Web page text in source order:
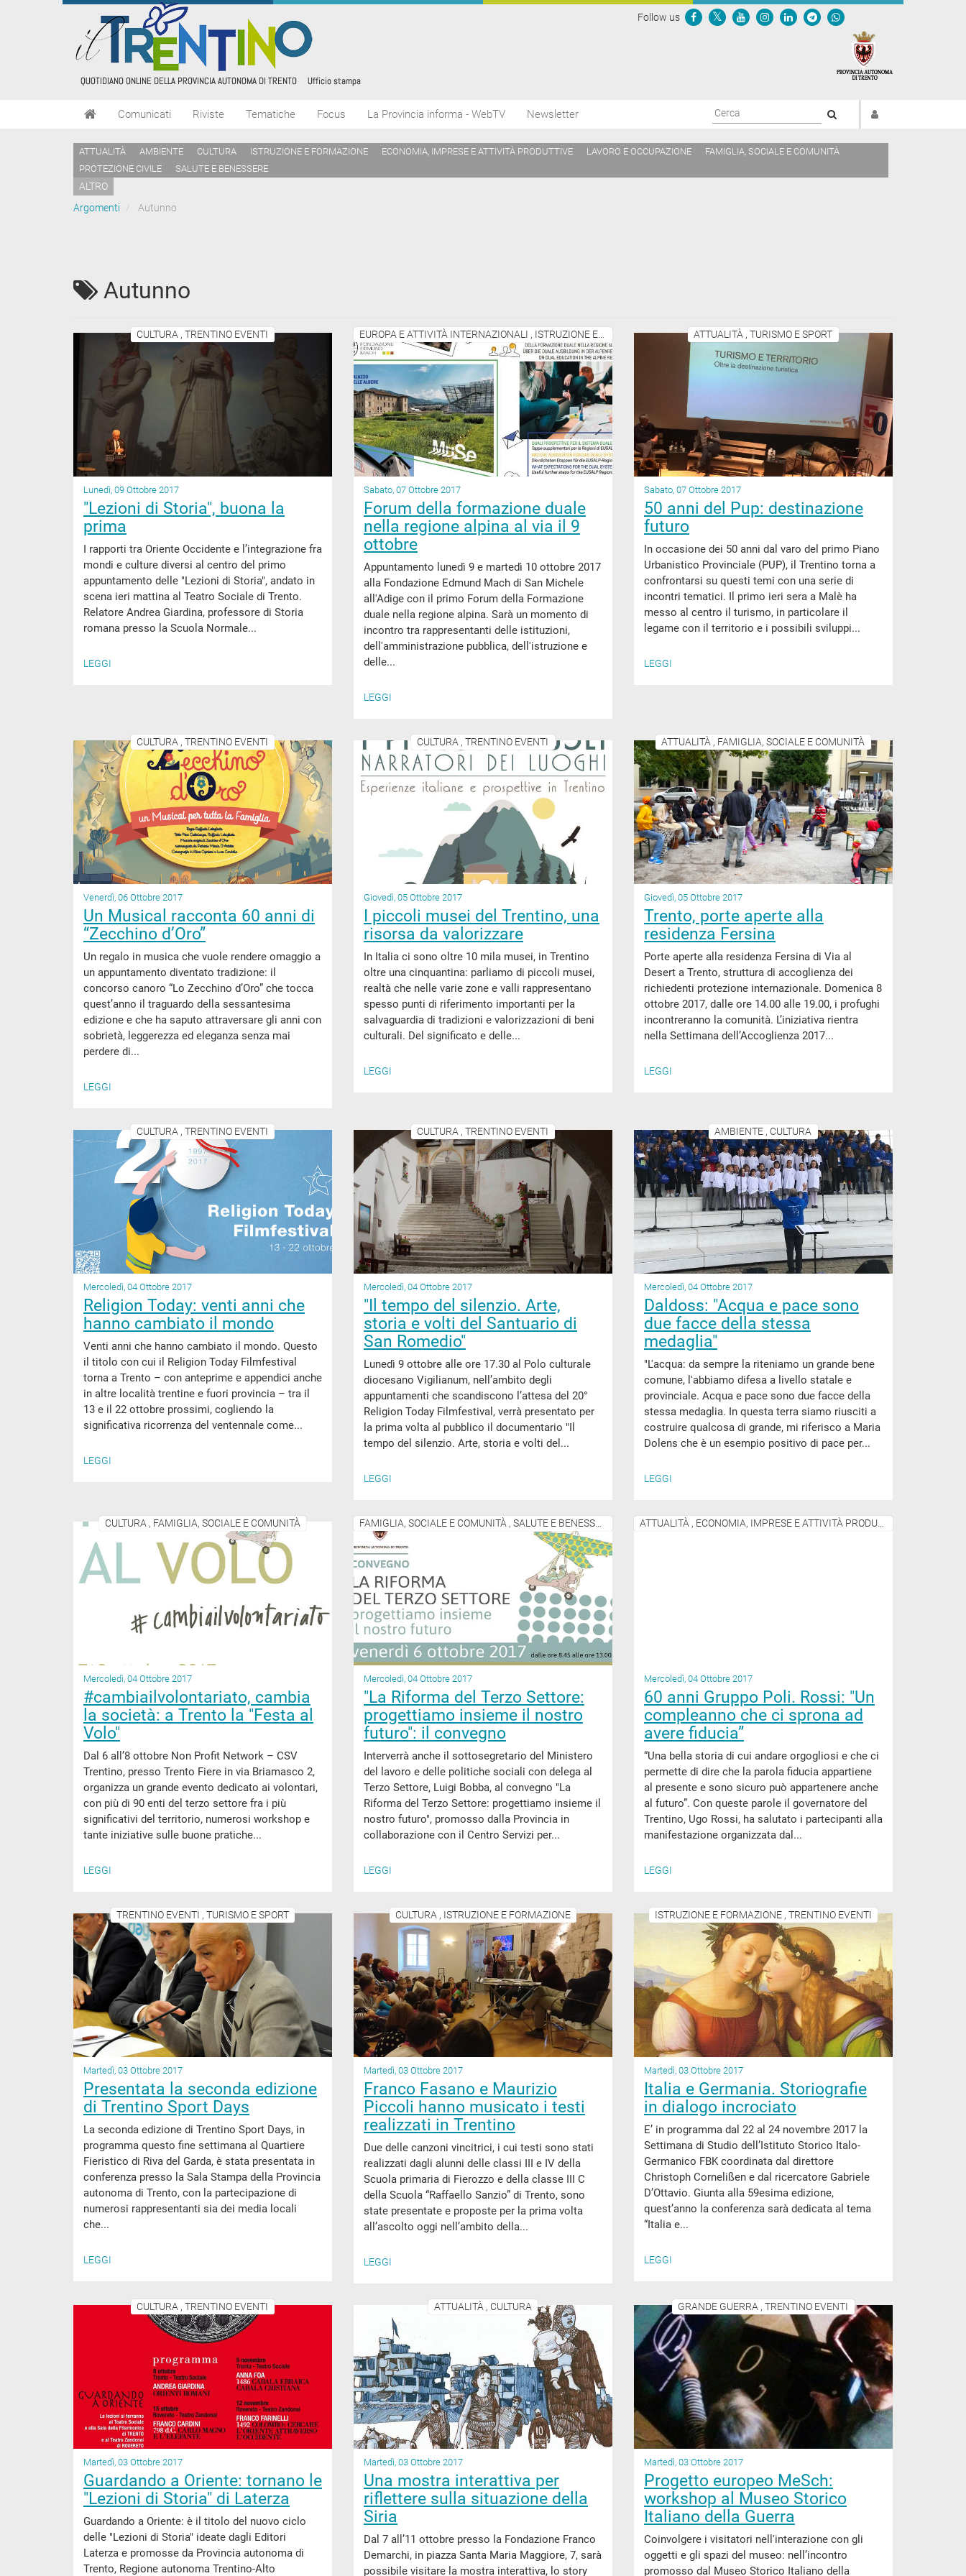
Follow us
Comunicati Riviste Tematiche Focus La Provincia informa - WebTV Newsletter
ATTUALITÀ AMBIENTE CULTURA ISTRUZIONE E FORMAZIONE ECONOMIA, IMPRESE E ATTIVITÀ PRODUTTIVE LAVORO E OCCUPAZIONE
FAMIGLIA, SOCIALE E COMUNITÀ
PROTEZIONE CIVILE
SALUTE E BENESSERE
ALTRO
Argomenti
Autunno
Autunno
CULTURA , TRENTINO EVENTI
Lunedì, 09 Ottobre 2017
"Lezioni di Storia", buona la
prima
I rapporti tra Oriente Occidente e l’integrazione fra
mondi e culture diversi al centro del primo
appuntamento delle "Lezioni di Storia", andato in
scena ieri mattina al Teatro Sociale di Trento.
Relatore Andrea Giardina, professore di Storia
romana presso la Scuola Normale...
LEGGI
Sabato, 07 Ottobre 2017
Forum della formazione duale
nella regione alpina al via il 9
ottobre
Appuntamento lunedì 9 e martedì 10 ottobre 2017
alla Fondazione Edmund Mach di San Michele
all'Adige con il primo Forum della Formazione
duale nella regione alpina. Sarà un momento di
incontro tra rappresentanti delle istituzioni,
dell'amministrazione pubblica, dell'istruzione e
delle...
LEGGI
ATTUALITÀ , TURISMO E SPORT
Sabato, 07 Ottobre 2017
50 anni del Pup: destinazione
futuro
In occasione dei 50 anni dal varo del primo Piano
Urbanistico Provinciale (PUP), il Trentino torna a
confrontarsi su questi temi con una serie di
incontri tematici. Il primo ieri sera a Malè ha
messo al centro il turismo, in particolare il
legame con il territorio e i possibili sviluppi...
LEGGI
CULTURA , TRENTINO EVENTI
Venerdì, 06 Ottobre 2017
Un Musical racconta 60 anni di
“Zecchino d’Oro”
Un regalo in musica che vuole rendere omaggio a
un appuntamento diventato tradizione: il
concorso canoro “Lo Zecchino d’Oro” che tocca
quest’anno il traguardo della sessantesima
edizione e che ha saputo attraversare gli anni con
sobrietà, leggerezza ed eleganza senza mai
perdere di...
LEGGI
CULTURA , TRENTINO EVENTI
Giovedì, 05 Ottobre 2017
I piccoli musei del Trentino, una
risorsa da valorizzare
In Italia ci sono oltre 10 mila musei, in Trentino
oltre una cinquantina: parliamo di piccoli musei,
realtà che nelle varie zone e valli rappresentano
spesso punti di riferimento importanti per la
salvaguardia di tradizioni e valorizzazioni di beni
culturali. Del significato e delle...
LEGGI
ATTUALITÀ , FAMIGLIA, SOCIALE E COMUNITÀ
Giovedì, 05 Ottobre 2017
Trento, porte aperte alla
residenza Fersina
Porte aperte alla residenza Fersina di Via al
Desert a Trento, struttura di accoglienza dei
richiedenti protezione internazionale. Domenica 8
ottobre 2017, dalle ore 14.00 alle 19.00, i profughi
incontreranno la comunità. L’iniziativa rientra
nella Settimana dell’Accoglienza 2017...
LEGGI
CULTURA , TRENTINO EVENTI
Mercoledì, 04 Ottobre 2017
Religion Today: venti anni che
hanno cambiato il mondo
Venti anni che hanno cambiato il mondo. Questo
il titolo con cui il Religion Today Filmfestival
torna a Trento – con anteprime e appendici anche
in altre località trentine e fuori provincia – tra il
13 e il 22 ottobre prossimi, cogliendo la
significativa ricorrenza del ventennale come...
LEGGI
CULTURA , TRENTINO EVENTI
Mercoledì, 04 Ottobre 2017
"Il tempo del silenzio. Arte,
storia e volti del Santuario di
San Romedio"
Lunedì 9 ottobre alle ore 17.30 al Polo culturale
diocesano Vigilianum, nell’ambito degli
appuntamenti che scandiscono l’attesa del 20°
Religion Today Filmfestival, verrà presentato per
la prima volta al pubblico il documentario "Il
tempo del silenzio. Arte, storia e volti del...
LEGGI
AMBIENTE , CULTURA
Mercoledì, 04 Ottobre 2017
Daldoss: "Acqua e pace sono
due facce della stessa
medaglia"
"L'acqua: da sempre la riteniamo un grande bene
comune, l'abbiamo difesa a livello statale e
provinciale. Acqua e pace sono due facce della
stessa medaglia. In questa terra siamo riusciti a
costruire qualcosa di grande, mi riferisco a Maria
Dolens che è un esempio positivo di pace per...
LEGGI
CULTURA , FAMIGLIA, SOCIALE E COMUNITÀ
Mercoledì, 04 Ottobre 2017
#cambiailvolontariato, cambia
la società: a Trento la "Festa al
Volo"
Dal 6 all’8 ottobre Non Profit Network – CSV
Trentino, presso Trento Fiere in via Briamasco 2,
organizza un grande evento dedicato ai volontari,
con più di 90 enti del terzo settore fra i più
significativi del territorio, numerosi workshop e
tante iniziative sulle buone pratiche...
LEGGI
Mercoledì, 04 Ottobre 2017
"La Riforma del Terzo Settore:
progettiamo insieme il nostro
futuro": il convegno
Interverrà anche il sottosegretario del Ministero
del lavoro e delle politiche sociali con delega al
Terzo Settore, Luigi Bobba, al convegno "La
Riforma del Terzo Settore: progettiamo insieme il
nostro futuro", promosso dalla Provincia in
collaborazione con il Centro Servizi per...
LEGGI
Mercoledì, 04 Ottobre 2017
60 anni Gruppo Poli. Rossi: "Un
compleanno che ci sprona ad
avere fiducia”
“Una bella storia di cui andare orgogliosi e che ci
permette di dire che la parola fiducia appartiene
al presente e sono sicuro può appartenere anche
al futuro”. Con queste parole il governatore del
Trentino, Ugo Rossi, ha salutato i partecipanti alla
manifestazione organizzata dal...
LEGGI
TRENTINO EVENTI , TURISMO E SPORT
Martedì, 03 Ottobre 2017
Presentata la seconda edizione
di Trentino Sport Days
La seconda edizione di Trentino Sport Days, in
programma questo fine settimana al Quartiere
Fieristico di Riva del Garda, è stata presentata in
conferenza presso la Sala Stampa della Provincia
autonoma di Trento, con la partecipazione di
numerosi rappresentanti sia dei media locali
che...
LEGGI
CULTURA , ISTRUZIONE E FORMAZIONE
Martedì, 03 Ottobre 2017
Franco Fasano e Maurizio
Piccoli hanno musicato i testi
realizzati in Trentino
Due delle canzoni vincitrici, i cui testi sono stati
realizzati dagli alunni delle classi III e IV della
Scuola primaria di Fierozzo e della classe III C
della Scuola “Raffaello Sanzio” di Trento, sono
state presentate e proposte per la prima volta
all’ascolto oggi nell’ambito della...
LEGGI
ISTRUZIONE E FORMAZIONE , TRENTINO EVENTI
Martedì, 03 Ottobre 2017
Italia e Germania. Storiografie
in dialogo incrociato
E’ in programma dal 22 al 24 novembre 2017 la
Settimana di Studio dell’Istituto Storico Italo-
Germanico FBK coordinata dal direttore
Christoph Cornelißen e dal ricercatore Gabriele
D’Ottavio. Giunta alla 59esima edizione,
quest’anno la conferenza sarà dedicata al tema
“Italia e...
LEGGI
CULTURA , TRENTINO EVENTI
Martedì, 03 Ottobre 2017
Guardando a Oriente: tornano le
"Lezioni di Storia" di Laterza
Guardando a Oriente: è il titolo del nuovo ciclo
delle "Lezioni di Storia" ideate dagli Editori
Laterza e promosse da Provincia autonoma di
Trento, Regione autonoma Trentino-Alto
ATTUALITÀ , CULTURA
Martedì, 03 Ottobre 2017
Una mostra interattiva per
riflettere sulla situazione della
Siria
Dal 7 all’11 ottobre presso la Fondazione Franco
Demarchi, in piazza Santa Maria Maggiore, 7, sarà
possibile visitare la mostra interattiva, lo story
GRANDE GUERRA , TRENTINO EVENTI
Martedì, 03 Ottobre 2017
Progetto europeo MeSch:
workshop al Museo Storico
Italiano della Guerra
Coinvolgere i visitatori nell'interazione con gli
oggetti e gli spazi del museo: nell’incontro
promosso dal Museo Storico Italiano della